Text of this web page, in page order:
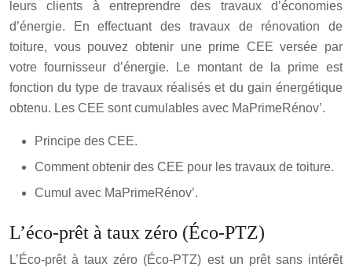
leurs clients à entreprendre des travaux d’économies
d’énergie. En effectuant des travaux de rénovation de
toiture, vous pouvez obtenir une prime CEE versée par
votre fournisseur d’énergie. Le montant de la prime est
fonction du type de travaux réalisés et du gain énergétique
obtenu. Les CEE sont cumulables avec MaPrimeRénov’.
Principe des CEE.
Comment obtenir des CEE pour les travaux de toiture.
Cumul avec MaPrimeRénov’.
L’éco-prêt à taux zéro (Éco-PTZ)
L’Éco-prêt à taux zéro (Éco-PTZ) est un prêt sans intérêt